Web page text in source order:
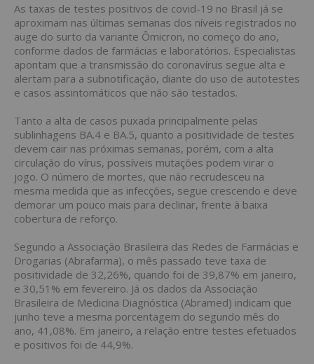
As taxas de testes positivos de covid-19 no Brasil já se
aproximam nas últimas semanas dos níveis registrados no
auge do surto da variante Ômicron, no começo do ano,
conforme dados de farmácias e laboratórios. Especialistas
apontam que a transmissão do coronavírus segue alta e
alertam para a subnotificação, diante do uso de autotestes
e casos assintomáticos que não são testados.
Tanto a alta de casos puxada principalmente pelas
sublinhagens BA.4 e BA.5, quanto a positividade de testes
devem cair nas próximas semanas, porém, com a alta
circulação do vírus, possíveis mutações podem virar o
jogo. O número de mortes, que não recrudesceu na
mesma medida que as infecções, segue crescendo e deve
demorar um pouco mais para declinar, frente à baixa
cobertura de reforço.
Segundo a Associação Brasileira das Redes de Farmácias e
Drogarias (Abrafarma), o mês passado teve taxa de
positividade de 32,26%, quando foi de 39,87% em janeiro,
e 30,51% em fevereiro. Já os dados da Associação
Brasileira de Medicina Diagnóstica (Abramed) indicam que
junho teve a mesma porcentagem do segundo mês do
ano, 41,08%. Em janeiro, a relação entre testes efetuados
e positivos foi de 44,9%.